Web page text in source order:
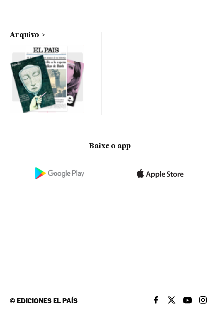
Arquivo
Baixe o app
©EDICIONES EL PAÍS EL PAÍS BRASIL EN
EL PAÍSEL PAÍS
EL